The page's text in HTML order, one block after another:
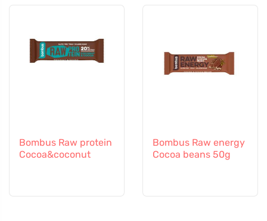
Bombus Raw protein
Cocoa&coconut
Bombus Raw energy
Cocoa beans 50g